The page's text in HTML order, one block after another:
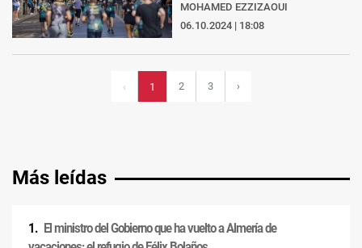
MOHAMED EZZIZAOUI
06.10.2024 | 18:08
‹ 1 2 3 ›
Más leídas
El ministro del Gobierno que ha vuelto a Almería de